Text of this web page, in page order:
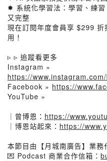
✸ 系統化學習法：學習、練
又完整
現在訂閱年度會員享 $299
用！
▹ ▹ 追蹤看更多
Instagram »
https://
Facebook » https://
YouTube »
｜曾博恩： https://
｜博恩站起來： https://
本節目由【月城南廣告】業務
💌 Podcast 商業合作信箱：